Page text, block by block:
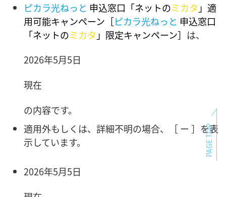
ピカラ光ねっと 申込窓口「ネットのミカタ 」適
用可能キャンペーン ［ピカラ光ねっと 申込窓口
「ネットのミカタ 」限定キャンペーン］ は、
2026年5月5日
現在
の内容です。
適用外もしくは、詳細不明の場合、［ ー ］を表
示しています。
2026年5月5日
PAGE TOP